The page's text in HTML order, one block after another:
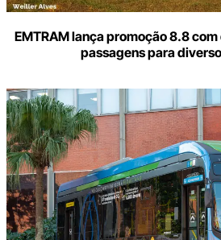
EMTRAM lança promoção 8.8
passagens para